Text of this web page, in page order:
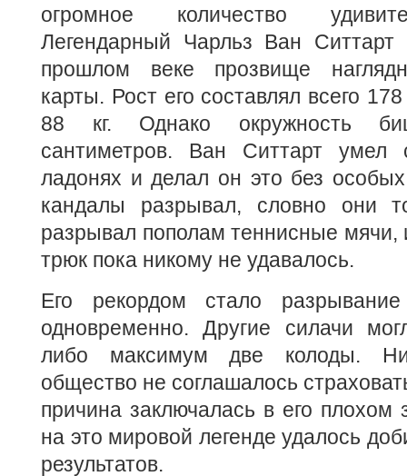
огромное количество
Легендарный Чарльз Ван Ситтарт
прошлом веке прозвище
карты. Рост его составлял всего
88 кг. Однако окружность
сантиметров. Ван Ситтарт умел
ладонях и делал он это без
кандалы разрывал, словно они
разрывал пополам теннисные мячи,
трюк пока никому не удавалось.
Его рекордом стало
одновременно. Другие силачи
либо максимум две колоды.
общество не соглашалось
причина заключалась в его плохом
на это мировой легенде удалось
результатов.